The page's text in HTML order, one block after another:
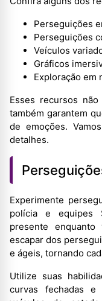
Perseguições
Perseguições
Veículos
Gráficos
Exploração em
Esses recursos
também garantem
de emoções.
detalhes.
Experimente
polícia e equipes
presente
escapar dos
e ágeis, tornando
Utilize suas
curvas fechadas e